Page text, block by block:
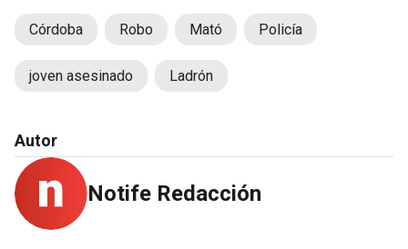
Córdoba Robo Mató Policía
joven asesinado Ladrón
Autor
Notife Redacción